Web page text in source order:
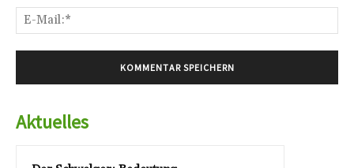
Aktuelles